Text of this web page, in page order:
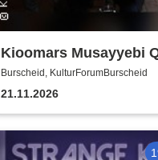
Kioomars Musayyebi
-
Burscheid, KulturForumBurscheid
21.11.2026